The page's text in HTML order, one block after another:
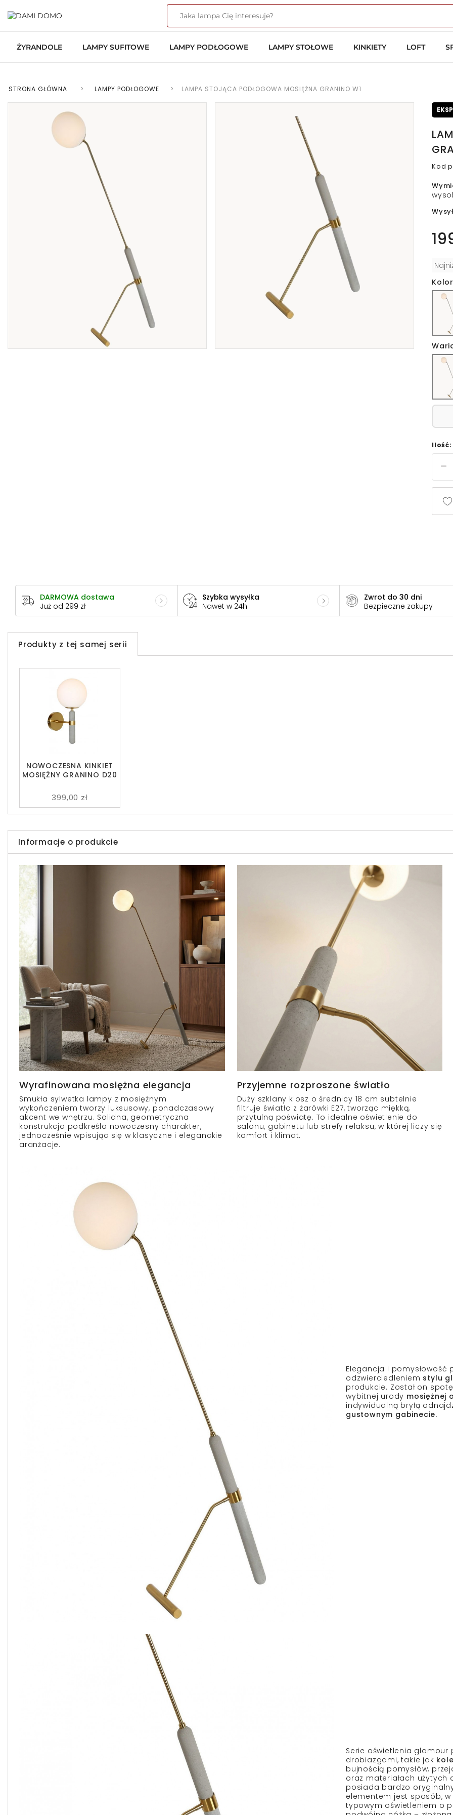
ŻYRANDOLE LAMPY SUFITOWE LAMPY PODŁOGOWE LAMPY STOŁOWE KINKIETY LOFT
STRONA GŁÓWNA > LAMPY PODŁOGOWE > LAMPA STOJĄCA PODŁOGOWA MOSIĘŻNA GRANINO W1
Kod
Ilość:
DARMOWA dostawa
Już od 299 zł
Szybka wysyłka
Nawet w 24h
Zwrot do 30 dni
Bezpieczne zakupy
Produkty z tej samej serii
NOWOCZESNA KINKIET
MOSIĘŻNY GRANINO D20
399,00 zł
Informacje o produkcie
Wyrafinowana mosiężna elegancja
Smukła sylwetka lampy z mosiężnym
wykończeniem tworzy luksusowy, ponadczasowy
akcent we wnętrzu. Solidna, geometryczna
konstrukcja podkreśla nowoczesny charakter,
jednocześnie wpisując się w klasyczne i eleganckie
aranżacje.
Przyjemne rozproszone światło
Duży szklany klosz o średnicy 18 cm subtelnie
filtruje światło z żarówki E27, tworząc miękką,
przytulną poświatę. To idealne oświetlenie do
salonu, gabinetu lub strefy relaksu, w której liczy się
komfort i klimat.
Elegancja i pomysłowość
odzwierciedleniem stylu
produkcie. Został on
wybitnej urody mosiężnej
indywidualną bryłą
gustownym gabinecie.
Serie oświetlenia
drobiazgami, takie jak
bujnością pomysłów,
oraz materiałach użytych
posiada bardzo
elementem jest sposób,
typowym oświetleniem o